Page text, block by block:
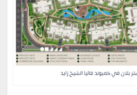
بلان في كمبوند فاليا الشيخ زايد